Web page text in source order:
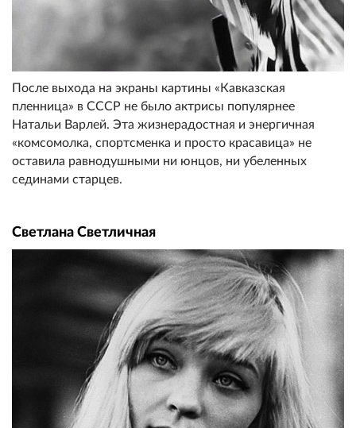
После выхода на экраны картины «Кавказская
пленница» в СССР не было актрисы популярнее
Натальи Варлей. Эта жизнерадостная и энергичная
«комсомолка, спортсменка и просто красавица» не
оставила равнодушными ни юнцов, ни убеленных
сединами старцев.
Светлана Светличная